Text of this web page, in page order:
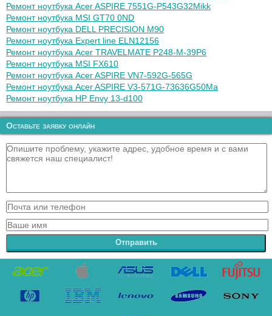
Ремонт ноутбука Acer ASPIRE 7551G-P543G32Mikk
Ремонт ноутбука MSI GT70 0ND
Ремонт ноутбука DELL PRECISION M90
Ремонт ноутбука Expert line ELN12156
Ремонт ноутбука Acer TRAVELMATE P248-M-39P6
Ремонт ноутбука MSI FX610
Ремонт ноутбука Acer ASPIRE VN7-592G-565G
Ремонт ноутбука Acer ASPIRE V3-571G-73636G50Ma
Ремонт ноутбука HP Envy 13-d100
Оставьте заявку онлайн
Отправить